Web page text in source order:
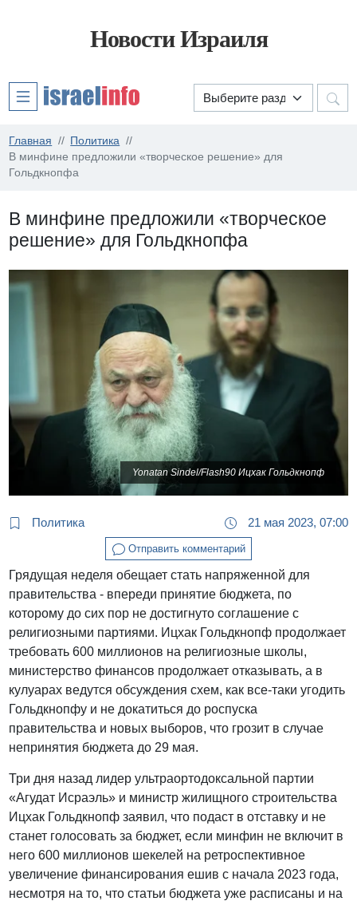
Новости Израиля
Главная
Политика
В минфине предложили «творческое решение» для
Гольдкнопфа
В минфине предложили «творческое
решение» для Гольдкнопфа
Yonatan Sindel/Flash90 Ицхак Гольдкнопф
Политика 21 мая 2023, 07:00
Отправить комментарий
Грядущая неделя обещает стать напряженной для
правительства - впереди принятие бюджета, по
которому до сих пор не достигнуто соглашение с
религиозными партиями. Ицхак Гольдкнопф продолжает
требовать 600 миллионов на религиозные школы,
министерство финансов продолжает отказывать, а в
кулуарах ведутся обсуждения схем, как все-таки угодить
Гольдкнопфу и не докатиться до роспуска
правительства и новых выборов, что грозит в случае
непринятия бюджета до 29 мая.
Три дня назад лидер ультраортодоксальной партии
«Агудат Исраэль» и министр жилищного строительства
Ицхак Гольдкнопф заявил, что подаст в отставку и не
станет голосовать за бюджет, если минфин не включит в
него 600 миллионов шекелей на ретроспективное
увеличение финансирования ешив с начала 2023 года,
несмотря на то, что статьи бюджета уже расписаны и на